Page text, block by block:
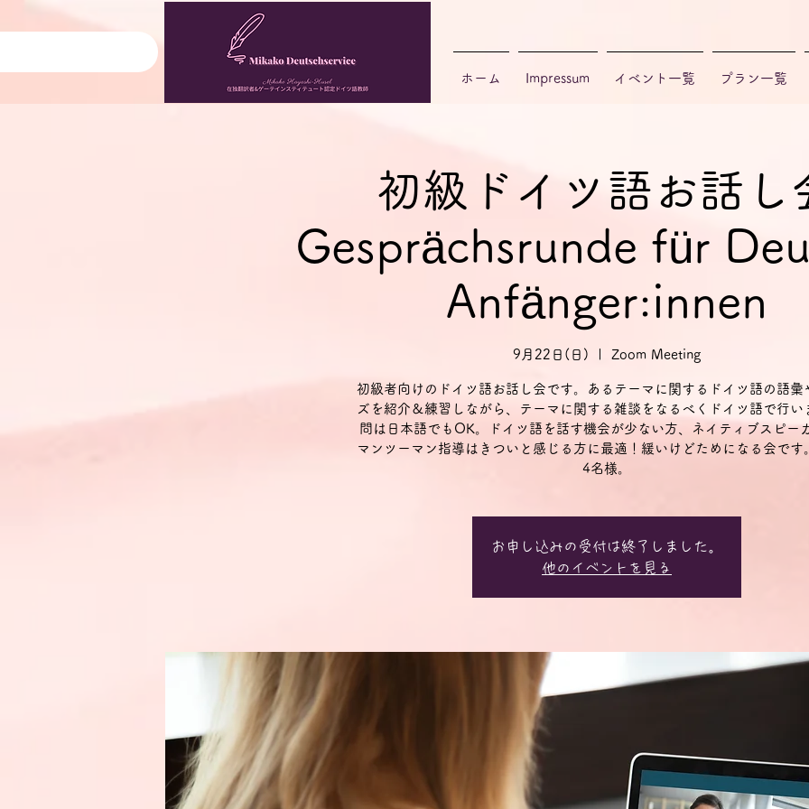
初級ドイツ語お話し
Gesprächsrunde für
Anfänger:innen
9月22日(日) Zoom Meeting
初級者向けのドイツ語お話し会です。あるテーマに関するドイツ語の語彙
ズを紹介＆練習しながら、テーマに関する雑談をなるべくドイツ語で行い
問は日本語でもOK。ドイツ語を話す機会が少ない方、ネイティブスピー
マンツーマン指導はきついと感じる方に最適！緩いけどためになる会です
4名様。
お申し込みの受付は終了しました。
他のイベントを見る
ホーム Impressum イベント一覧 プラン一覧